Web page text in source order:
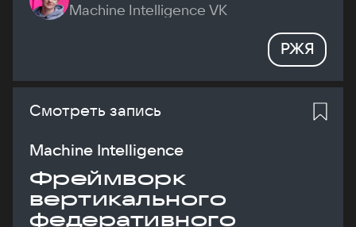
Machine Intelligence VK
РЖЯ
Смотреть запись
Machine Intelligence
Фреймворк
вертикального
федеративного